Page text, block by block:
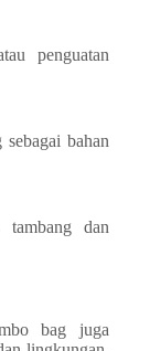
penguatan
bahan
tambang dan
bag juga